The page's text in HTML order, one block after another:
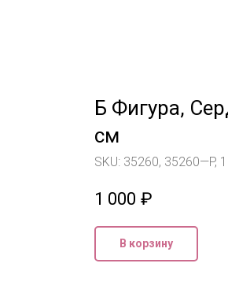
Б Фигура,
см
SKU: 35260, 35260—P,
1 000 ₽
В корзину